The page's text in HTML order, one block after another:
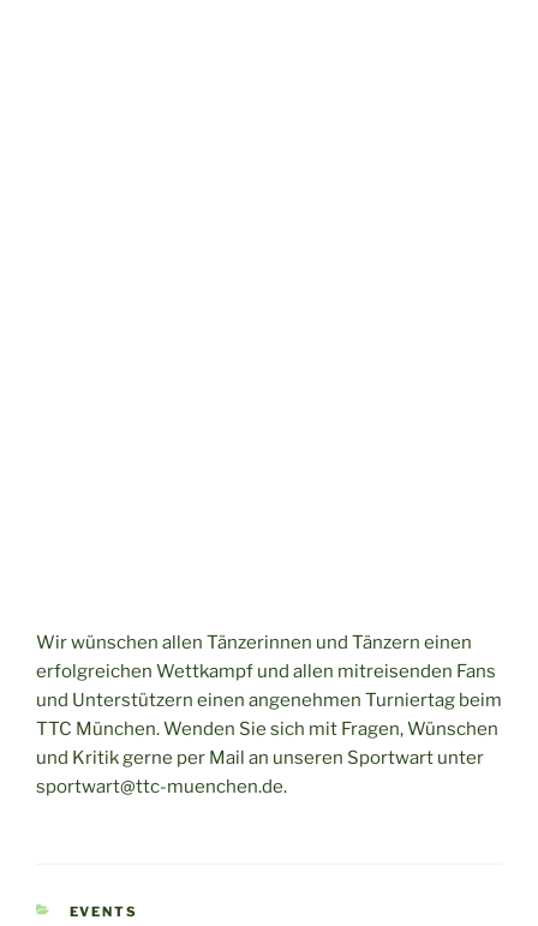
Wir wünschen allen Tänzerinnen und Tänzern einen
erfolgreichen Wettkampf und allen mitreisenden Fans
und Unterstützern einen angenehmen Turniertag beim
TTC München. Wenden Sie sich mit Fragen, Wünschen
und Kritik gerne per Mail an unseren Sportwart unter
sportwart@ttc-muenchen.de.
KATEGORIEN
EVENTS